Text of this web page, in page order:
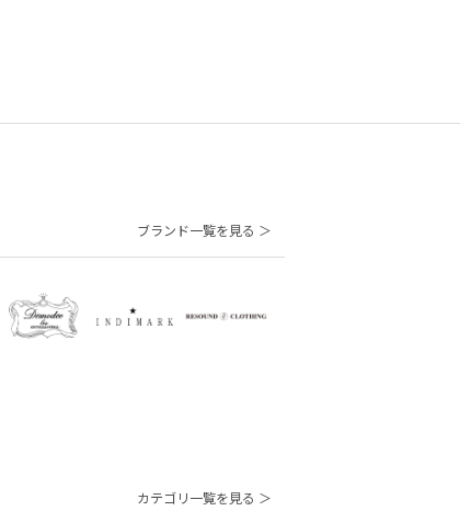
ブランド一覧を見る ＞
カテゴリ一覧を見る ＞